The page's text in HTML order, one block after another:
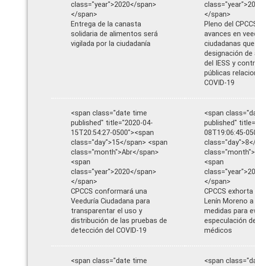
class="year">2020</span>
</span>
Entrega de la canasta
solidaria de alimentos será
vigilada por la ciudadanía
</span>
Pleno del
avances en
ciudadanas
designación de
del IESS y
públicas
COVID-19
<span class="date time
published" title="2020-04-
15T20:54:27-0500"><span
class="day">15</span> <span
class="month">Abr</span>
<span
class="year">2020</span>
</span>
CPCCS conformará una
Veeduría Ciudadana para
transparentar el uso y
distribución de las pruebas de
detección del COVID-19
<span
published"
08T19:06:45-
<span
</span>
CPCCS
Lenín Moreno
medidas para
especulación
médicos
<span class="date time
<span